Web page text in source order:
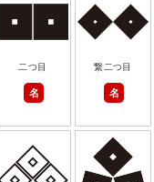
二つ目
名
繋二つ目
名